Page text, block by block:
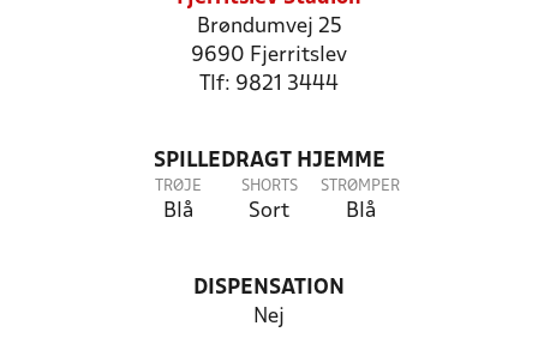
Brøndumvej 25
9690 Fjerritslev
Tlf: 9821 3444
SPILLEDRAGT HJEMME
TRØJE
Blå
SHORTS
Sort
STRØMPER
Blå
DISPENSATION
Nej